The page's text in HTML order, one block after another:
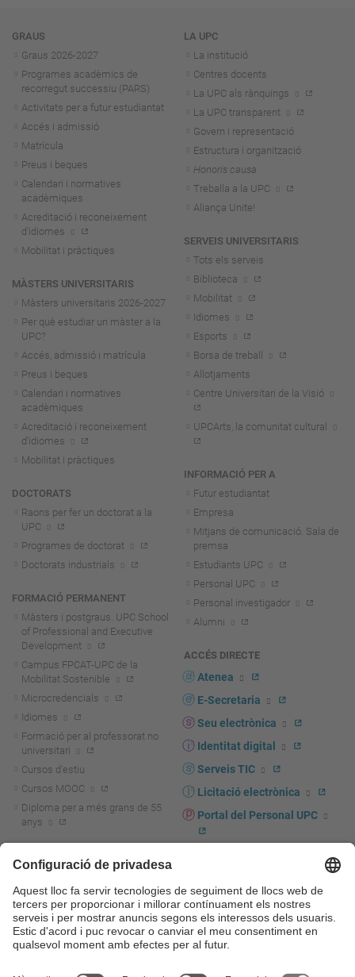
Navegació
GRAUS
Graus 2026-2027
Programes acadèmics de
recorregut successiu (PARS)
Activitats per a futur estudiantat
Accés i admissió
Matrícula
Preus i beques
Calendari i normatives
acadèmiques
Acreditació i reconeixement
d'idiomes
Mobilitat i pràctiques
MÀSTERS UNIVERSITARIS
Màsters universitaris 2026-2027
Per què estudiar un màster a la
UPC?
Accés, admissió i matrícula
Preus i beques
Calendari i normatives
acadèmiques
Acreditació i reconeixement
d'idiomes
Mobilitat i pràctiques
DOCTORATS
Raons per fer un doctorat a la
UPC
Programes de doctorat
Doctorats industrials
FORMACIÓ PERMANENT
Màsters i postgraus. UPC School
of Professional and Executive
Development
Campus FPCAT-UPC de la
Mobilitat Sostenible
Microcredencials
Idiomes
Formació per al professorat no
universitari
Cursos d'estiu
Cursos MOOC
Diploma per a més grans de 55
anys
Actualitat R+D+I
La recerca a la UPC
La transferència, l'emprenedoria i
la innovació a la UPC
Foment i suport a la recerca
LA UPC
La institució
Centres docents
La UPC als rànquings
La UPC transparent
Govern i representació
Estructura i organització
Honoris causa
Treballa a la UPC
Aliança Unite!
SERVEIS UNIVERSITARIS
Tots els serveis
Biblioteca
Mobilitat
Idiomes
Esports
Borsa de treball
Allotjaments
Centre Universitari de la Visió
UPCArts, la comunitat cultural
INFORMACIÓ PER A
Futur estudiantat
Empresa
Mitjans de comunicació. Sala de
premsa
Estudiants UPC
Personal UPC
Personal investigador
Alumni
ACCÉS DIRECTE
Atenea
E-Secretaria
Seu electrònica
Identitat digital
Serveis TIC
Licitació electrònica
Portal del Personal UPC
UPCshop, marxandatge
Sala de premsa
Seguretat i salut
Autoprotecció i emergències